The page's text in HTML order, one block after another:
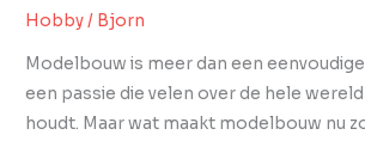
Hobby/ Bjorn
Modelbouw is meer dan een
een passie die velen over de hele
houdt. Maar wat maakt modelbouw nu